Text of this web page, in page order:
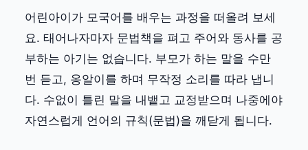
어린아이가 모국어를 배우는 과정을 떠올려 보세
요. 태어나자마자 문법책을 펴고 주어와 동사를 공
부하는 아기는 없습니다. 부모가 하는 말을 수만
번 듣고, 옹알이를 하며 무작정 소리를 따라 냅니
다. 수없이 틀린 말을 내뱉고 교정받으며 나중에야
자연스럽게 언어의 규칙(문법)을 깨닫게 됩니다.